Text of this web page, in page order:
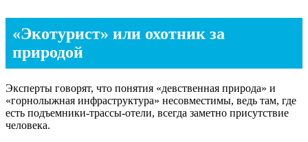
«Экотурист» или охотник за
природой
Эксперты говорят, что понятия «девственная природа» и
«горнолыжная инфраструктура» несовместимы, ведь там, где
есть подъемники-трассы-отели, всегда заметно присутствие
человека.